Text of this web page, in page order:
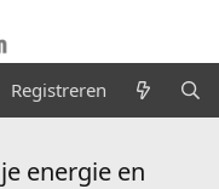
Registreren
energie en